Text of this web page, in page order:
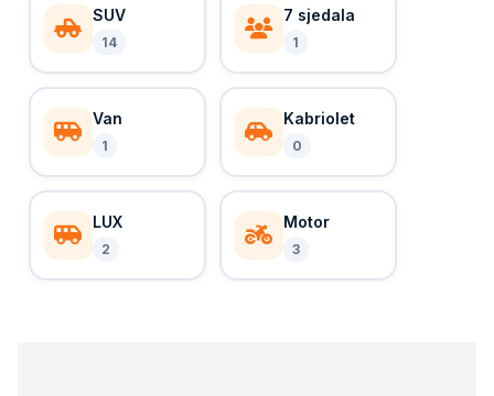
SUV
14
7 sjedala
1
Van
1
Kabriolet
0
LUX
2
Motor
3